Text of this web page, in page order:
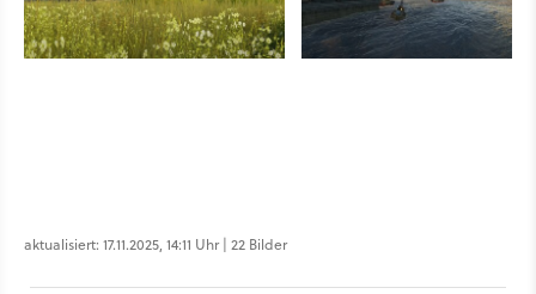
aktualisiert: 17.11.2025, 14:11 Uhr | 22 Bilder